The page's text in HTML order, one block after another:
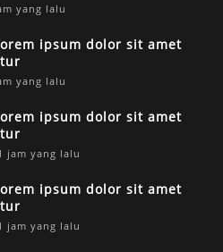
yang lalu
ipsum dolor sit amet
yang lalu
ipsum dolor sit amet
jam yang lalu
ipsum dolor sit amet
jam yang lalu